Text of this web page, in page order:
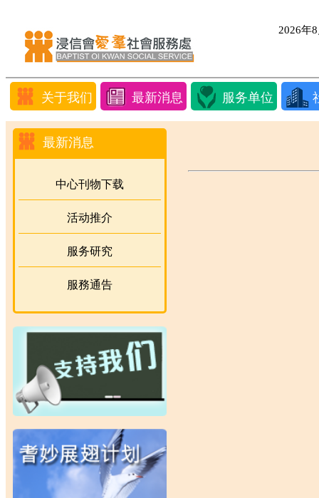
2026年
关于我们 最新消息 服务单位
最新消息
中心刊物下载
活动推介
服务研究
服務通告